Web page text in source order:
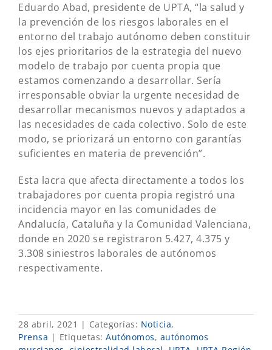
Eduardo Abad, presidente de UPTA, “la salud y
la prevención de los riesgos laborales en el
entorno del trabajo autónomo deben constituir
los ejes prioritarios de la estrategia del nuevo
modelo de trabajo por cuenta propia que
estamos comenzando a desarrollar. Sería
irresponsable obviar la urgente necesidad de
desarrollar mecanismos nuevos y adaptados a
las necesidades de cada colectivo. Solo de este
modo, se priorizará un entorno con garantías
suficientes en materia de prevención”.
Esta lacra que afecta directamente a todos los
trabajadores por cuenta propia registró una
incidencia mayor en las comunidades de
Andalucía, Cataluña y la Comunidad Valenciana,
donde en 2020 se registraron 5.427, 4.375 y
3.308 siniestros laborales de autónomos
respectivamente.
28 abril, 2021 | Categorías: Noticia,
Prensa | Etiquetas: Autónomos, autónomos